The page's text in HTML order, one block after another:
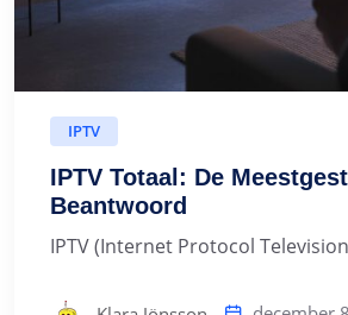
IPTV
IPTV Totaal: De
Beantwoord
IPTV (Internet Protocol